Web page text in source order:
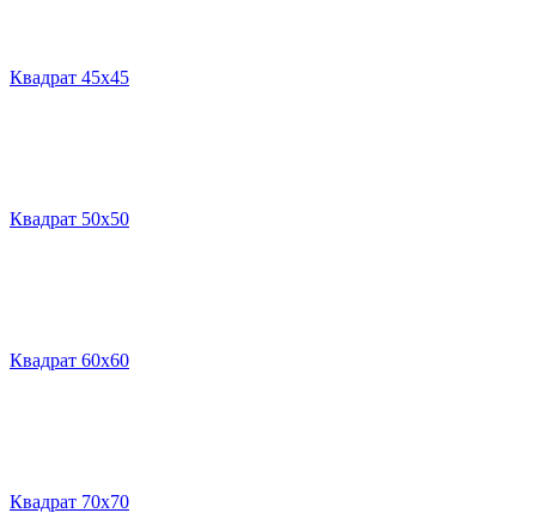
Квадрат 45х45
Квадрат 50х50
Квадрат 60х60
Квадрат 70х70